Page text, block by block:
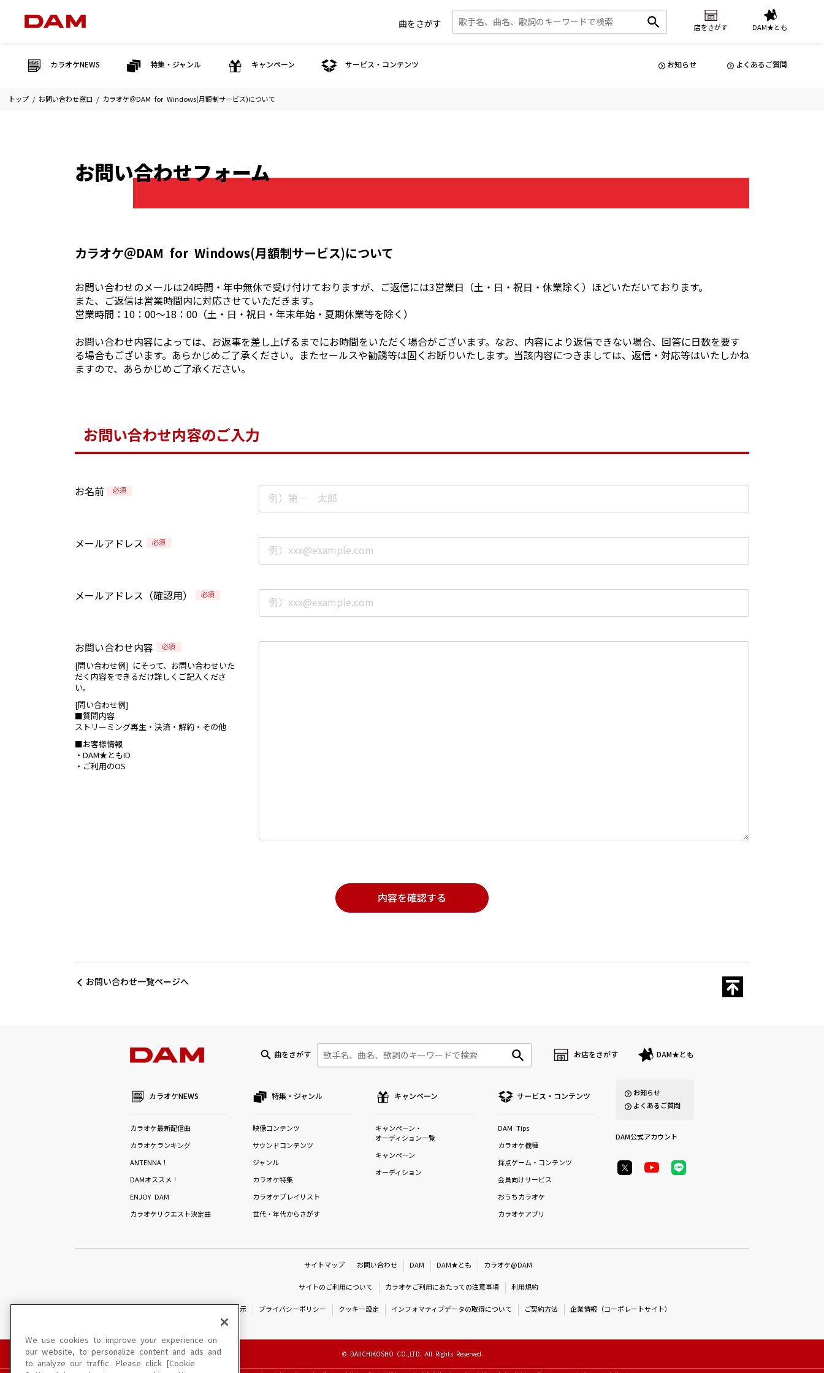
曲をさがす 店をさがす DAM★とも
カラオケNEWS 特集・ジャンル キャンペーン サービス・コンテンツ お知らせ よくあるご質問
トップ お問い合わせ窓口 カラオケ＠DAM for Windows(月額制サービス)について
お問い合わせフォーム
カラオケ＠DAM for Windows(月額制サービス)について
お問い合わせのメールは24時間・年中無休で受け付けておりますが、ご返信には3営業日（土・日・祝日・休業除く）ほどいただいております。
また、ご返信は営業時間内に対応させていただきます。
営業時間：10：00～18：00（土・日・祝日・年末年始・夏期休業等を除く）
お問い合わせ内容によっては、お返事を差し上げるまでにお時間をいただく場合がございます。なお、内容により返信できない場合、回答に日数を要す
る場合もございます。あらかじめご了承ください。またセールスや勧誘等は固くお断りいたします。当該内容につきましては、返信・対応等はいたしかね
ますので、あらかじめご了承ください。
お問い合わせ内容のご入力
お名前 必須
メールアドレス 必須
メールアドレス（確認用） 必須
お問い合わせ内容 必須
[問い合わせ例] にそって、お問い合わせいた
だく内容をできるだけ詳しくご記入くださ
い。
[問い合わせ例]
■質問内容
ストリーミング再生・決済・解約・その他
■お客様情報
・DAM★ともID
・ご利用のOS
内容を確認する
お問い合わせ一覧ページへ
曲をさがす お店をさがす DAM★とも
カラオケNEWS
カラオケ最新配信曲
カラオケランキング
ANTENNA！
DAMオススメ！
ENJOY DAM
カラオケリクエスト決定曲
特集・ジャンル
映像コンテンツ
サウンドコンテンツ
ジャンル
カラオケ特集
カラオケプレイリスト
世代・年代からさがす
キャンペーン
キャンペーン・
オーディション一覧
キャンペーン
オーディション
サービス・コンテンツ
DAM Tips
カラオケ機種
採点ゲーム・コンテンツ
会員向けサービス
おうちカラオケ
カラオケアプリ
お知らせ
よくあるご質問
DAM公式アカウント
サイトマップ お問い合わせ DAM DAM★とも カラオケ@DAM
サイトのご利用について カラオケご利用にあたっての注意事項 利用規約
特定商取引法に基づく表示 プライバシーポリシー クッキー設定 インフォマティブデータの取得について ご契約方法 企業情報（コーポレートサイト）
© DAIICHIKOSHO CO.,LTD. All Rights Reserved.
We use cookies to improve your experience on
our website, to personalize content and ads and
to analyze our traffic. Please click [Cookie